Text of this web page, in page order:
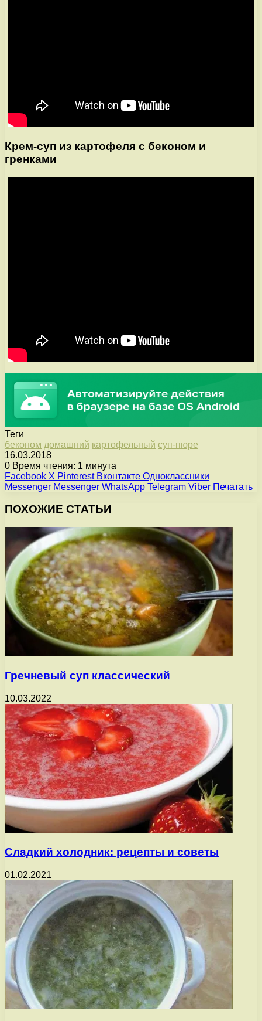
Крем-суп из картофеля с беконом и
гренками
Теги
беконом домашний картофельный суп-пюре
16.03.2018
0 Время чтения: 1 минута
Facebook X Pinterest Вконтакте Одноклассники
Messenger Messenger WhatsApp Telegram Viber Печатать
ПОХОЖИЕ СТАТЬИ
Гречневый суп классический
10.03.2022
Сладкий холодник: рецепты и советы
01.02.2021